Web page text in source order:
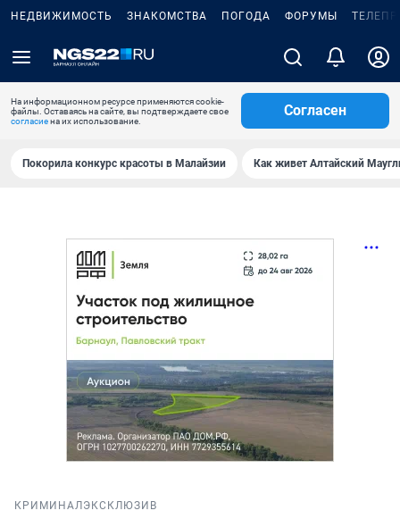
НЕДВИЖИМОСТЬ ЗНАКОМСТВА ПОГОДА ФОРУМЫ
На информационном ресурсе применяются cookie-
файлы. Оставаясь на сайте, вы подтверждаете свое
согласиена их использование.
Согласен
Покорила конкурс красоты в Малайзии Как живет Алтайский
КРИМИНАЛ ЭКСКЛЮЗИВ